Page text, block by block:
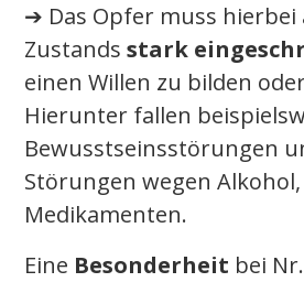
➔ Das Opfer muss
Zustandsstark
einen Willen zu bilden
Hierunter fallen
Bewusstseinsstörungen
Störungen wegen
Medikamenten.
Eine Besonderheit bei